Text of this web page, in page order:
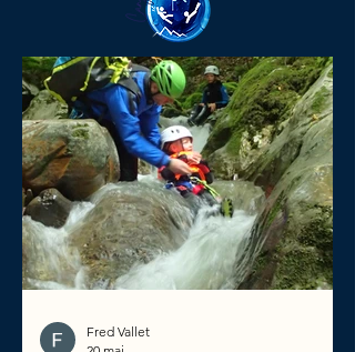
ACTUALITÉS D'AU C
DE L'EAU